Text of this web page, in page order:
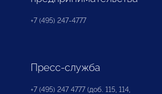
+7 (495) 247-4777
Пресс-служба
+7 (495) 247 4777 (доб. 115, 114,